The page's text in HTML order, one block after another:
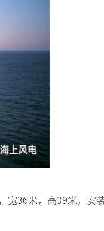
36米，高39米，安